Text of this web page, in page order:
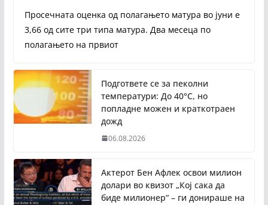
Просечната оценка од полагањето матура во јуни е
3,66 од сите три типа матура. Два месеца по
полагањето на првиот
Подгответе се за пеколни
температури: До 40°C, но
попладне можен и краткотраен
дожд
06.08.2026
Актерот Бен Афлек освои милион
долари во квизот „Кој сака да
биде милионер“ – ги донираше на